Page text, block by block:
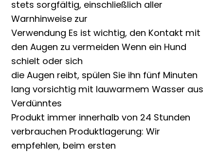
stets sorgfältig, einschließlich aller
Warnhinweise zur
Verwendung Es ist wichtig, den Kontakt mit
den Augen zu vermeiden Wenn ein Hund
schielt oder sich
die Augen reibt, spülen Sie ihn fünf Minuten
lang vorsichtig mit lauwarmem Wasser aus
Verdünntes
Produkt immer innerhalb von 24 Stunden
verbrauchen Produktlagerung: Wir
empfehlen, beim ersten